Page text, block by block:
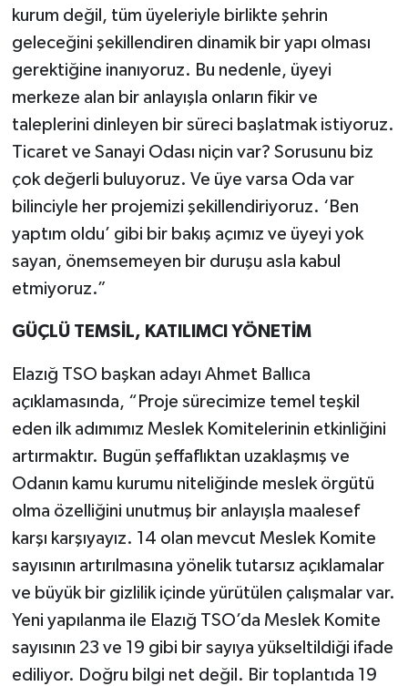
kurum değil, tüm üyeleriyle birlikte şehrin
geleceğini şekillendiren dinamik bir yapı olması
gerektiğine inanıyoruz. Bu nedenle, üyeyi
merkeze alan bir anlayışla onların fikir ve
taleplerini dinleyen bir süreci başlatmak istiyoruz.
Ticaret ve Sanayi Odası niçin var? Sorusunu biz
çok değerli buluyoruz. Ve üye varsa Oda var
bilinciyle her projemizi şekillendiriyoruz. ‘Ben
yaptım oldu’ gibi bir bakış açımız ve üyeyi yok
sayan, önemsemeyen bir duruşu asla kabul
etmiyoruz.”
GÜÇLÜ TEMSİL, KATILIMCI YÖNETİM
Elazığ TSO başkan adayı Ahmet Ballıca
açıklamasında, “Proje sürecimize temel teşkil
eden ilk adımımız Meslek Komitelerinin etkinliğini
artırmaktır. Bugün şeffaflıktan uzaklaşmış ve
Odanın kamu kurumu niteliğinde meslek örgütü
olma özelliğini unutmuş bir anlayışla maalesef
karşı karşıyayız. 14 olan mevcut Meslek Komite
sayısının artırılmasına yönelik tutarsız açıklamalar
ve büyük bir gizlilik içinde yürütülen çalışmalar var.
Yeni yapılanma ile Elazığ TSO’da Meslek Komite
sayısının 23 ve 19 gibi bir sayıya yükseltildiği ifade
ediliyor. Doğru bilgi net değil. Bir toplantıda 19